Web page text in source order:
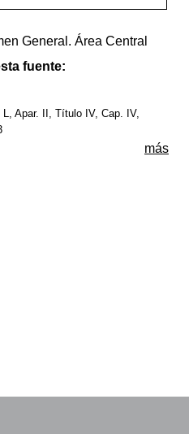
General. Área Central
fuente:
Apar. II, Título IV, Cap. IV,
más